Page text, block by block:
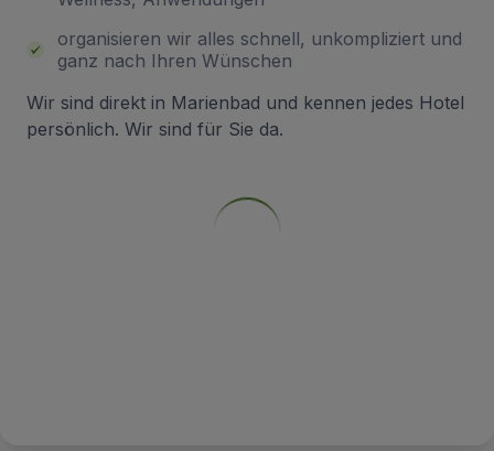
organisieren wir alles schnell, unkompliziert und
ganz nach Ihren Wünschen
Wir sind direkt in Marienbad und kennen jedes Hotel
persönlich. Wir sind für Sie da.